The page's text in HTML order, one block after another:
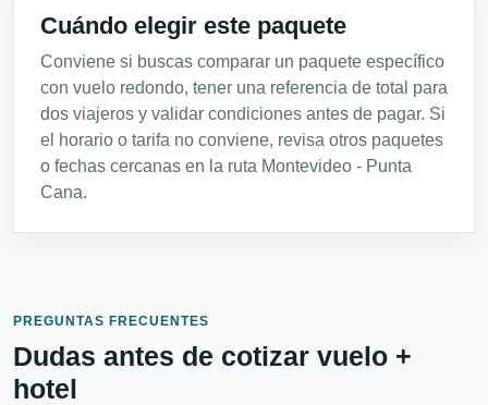
Cuándo elegir este paquete
Conviene si buscas comparar un paquete específico
con vuelo redondo, tener una referencia de total para
dos viajeros y validar condiciones antes de pagar. Si
el horario o tarifa no conviene, revisa otros paquetes
o fechas cercanas en la ruta Montevideo - Punta
Cana.
PREGUNTAS FRECUENTES
Dudas antes de cotizar vuelo +
hotel